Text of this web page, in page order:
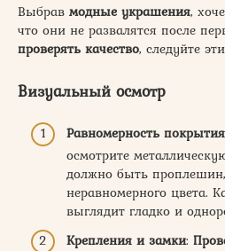
Выбрав модные украшения,
что они не развалятся после
проверять качество, следуйте
Визуальный осмотр
Равномерность покрытия
осмотрите
должно быть
неравномерного цвета.
выглядит гладко и
Крепления и замки: